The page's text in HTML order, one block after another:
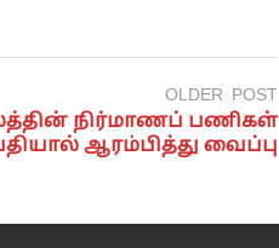
OLDER POST
நிர்மாணப் பணிகள்
ஆரம்பித்து வைப்பு